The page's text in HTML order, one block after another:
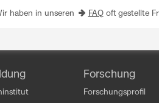
haben in unseren FAQoft gestellte
Forschung
Forschungsprofil